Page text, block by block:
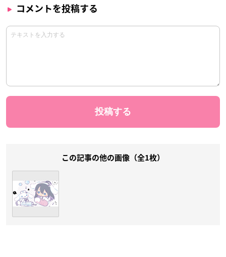
コメントを投稿する
この記事の他の画像（全1枚）